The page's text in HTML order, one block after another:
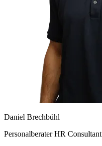
Daniel Brechbühl
Personalberater HR Consultant